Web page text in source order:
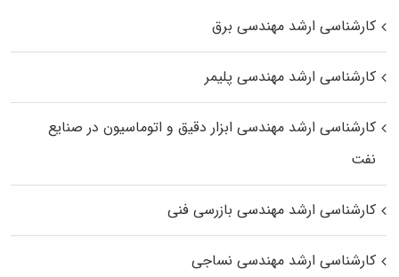
کارشناسی ارشد مهندسی برق
کارشناسی ارشد مهندسی پلیمر
کارشناسی ارشد مهندسی ابزار دقیق و اتوماسیون در صنایع
نفت
کارشناسی ارشد مهندسی بازرسی فنی
کارشناسی ارشد مهندسی نساجی